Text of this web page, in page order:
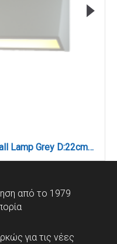
Blue LED 4W 3CCT Outdoor Wall Lamp Grey D:22cmx8cm (80202330)
από το 1979
για τις νέες